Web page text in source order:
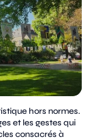
hors normes.
et les gestes qui
consacrés à